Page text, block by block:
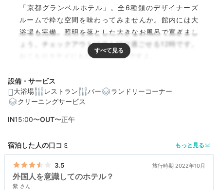
「京都グランベルホテル」。全6種類のデザイナーズ
ルームで粋な空間を味わってみませんか。館内には大
浴場も完備。照明を落とした大きなお風呂で寛ぎまし
ょう。チェックアウトはのんびり過ごせる12時です。
おこもりステイにもぴったりの宿ですよ。
編集部おすすめの３つのポイント
地下大浴場は幻想的な癒し空間。庭園を眺めながらリラ
ックス
朝食は約50種類の和洋食ブッフェ。「京のおばんざい」
設備・サービス
大浴場
レストラン バー
ランドリーコーナー
クリーニングサービス
IN15:00〜OUT〜正午
宿泊した人の口コミ もっと見る
3.5 旅行時期 2022年10月
外国人を意識してのホテル？
紫